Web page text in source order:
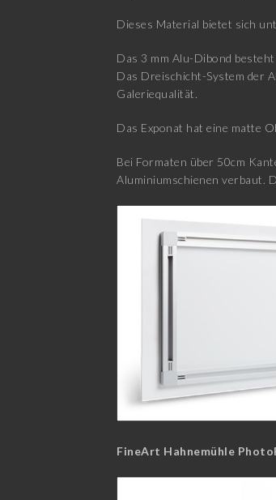
Dieses Material bietet sich
Das 3 mm Alu-Dibond
Das Dreischicht-System der
Galeriequalität.
Das Exponat hat eine matte
Bei Formaten über 50cm
Aluminiumschienen verbaut.
FineArt Hahnemühle